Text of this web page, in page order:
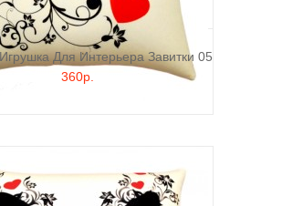
Для Интерьера Завитки 05
360р.